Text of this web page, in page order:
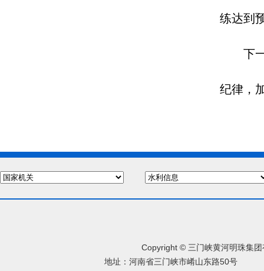
练达到
下
纪律，
Copyright © 三门峡黄河明珠集团
地址：河南省三门峡市崤山东路50号